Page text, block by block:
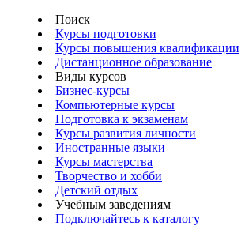
Поиск
Курсы подготовки
Курсы повышения квалификации
Дистанционное образование
Виды курсов
Бизнес-курсы
Компьютерные курсы
Подготовка к экзаменам
Курсы развития личности
Иностранные языки
Курсы мастерства
Творчество и хобби
Детский отдых
Учебным заведениям
Подключайтесь к каталогу